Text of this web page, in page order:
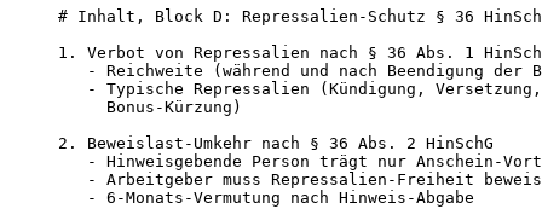
# Inhalt, Block D: Repressalien-Schutz § 36
1. Verbot von Repressalien nach § 36 Abs. 1
- Reichweite (während und nach Beendigung der
- Typische Repressalien (Kündigung,
     Bonus-Kürzung)
2. Beweislast-Umkehr nach § 36 Abs. 2 HinSchG
- Hinweisgebende Person trägt nur Anschein-
- Arbeitgeber muss Repressalien-Freiheit
   - 6-Monats-Vermutung nach Hinweis-Abgabe